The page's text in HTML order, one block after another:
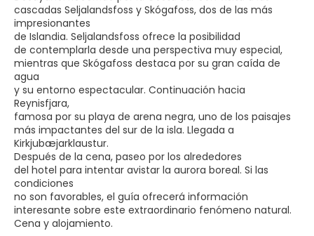
cascadas Seljalandsfoss y Skógafoss, dos de las más
impresionantes
de Islandia. Seljalandsfoss ofrece la posibilidad
de contemplarla desde una perspectiva muy especial,
mientras que Skógafoss destaca por su gran caída de
agua
y su entorno espectacular. Continuación hacia
Reynisfjara,
famosa por su playa de arena negra, uno de los paisajes
más impactantes del sur de la isla. Llegada a
Kirkjubæjarklaustur.
Después de la cena, paseo por los alrededores
del hotel para intentar avistar la aurora boreal. Si las
condiciones
no son favorables, el guía ofrecerá información
interesante sobre este extraordinario fenómeno natural.
Cena y alojamiento.